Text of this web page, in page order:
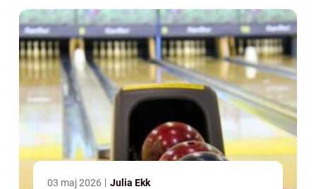
utvecklats till att b...
03 maj 2026 Julia Ekk